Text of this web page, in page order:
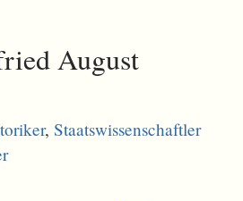
August
,Staatswissenschaftler